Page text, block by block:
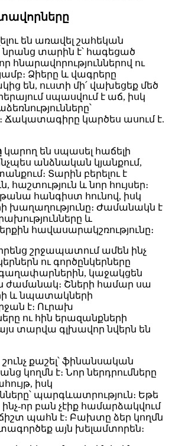
են առավել շահեկան
նրանց տարին է՝ հագեցած
հնարավորություններով ու
Ձիերը և վագրերը
են, ուստի մի՛ վախեցեք մեծ
սպասվում է աճ, իսկ
Ճակատագիրը կարծես ասում է.
կարող են սպասել հաճելի
անձնական կյանքում,
Տարին բերելու է
հաշտություն և նոր հույսեր։
հանգիստ հունով, իսկ
խաղաղությունը։ Ժամանակն է
և
հավասարակշռությունը։
շրջապատում ամեն ինչ
ու գործընկերները
կաջակցեն
ժամանակ։ Շների համար սա
և նպատակների
է։ Ուրախ
ու հին երազանքների
տարվա գլխավոր նվերն են
քաշել՝ ֆինանսական
կողմն է։ Նոր ներդրումները
իսկ
պարգևատրություն։ Եթե
որ բան չէիք համարձակվում
ճիշտ պահն է։ Բախտը ձեր կողմն
այն խելամտորեն։